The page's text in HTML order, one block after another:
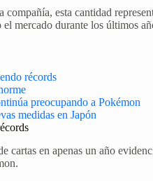
compañía, esta cantidad
mercado durante los últimos
récords
preocupando a Pokémon
medidas en Japón
cartas en apenas un año